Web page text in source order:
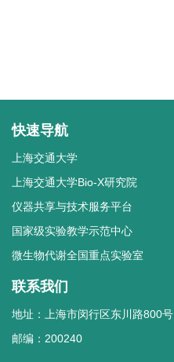
快速导航
上海交通大学
上海交通大学Bio-X研究院
仪器共享与技术服务平台
国家级实验教学示范中心
微生物代谢全国重点实验室
联系我们
地址：上海市闵行区东川路800号
邮编：200240